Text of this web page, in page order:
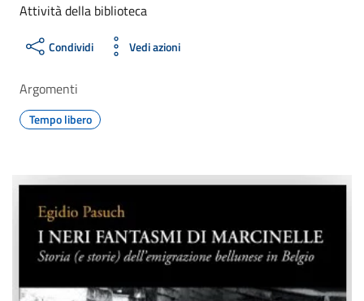
Attività della biblioteca
Condividi Vedi azioni
Argomenti
Tempo libero